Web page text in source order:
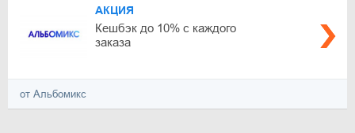
АКЦИЯ
Кешбэк до 10% с каждого
заказа
от Альбомикс